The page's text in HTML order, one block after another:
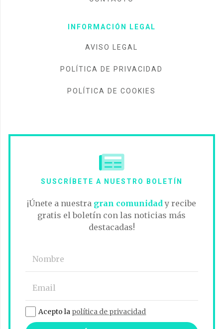
INFORMACIÓN LEGAL
AVISO LEGAL
POLÍTICA DE PRIVACIDAD
POLÍTICA DE COOKIES
SUSCRÍBETE A NUESTRO BOLETÍN
¡Únete a nuestra gran comunidad y recibe
gratis el boletín con las noticias más
destacadas!
Acepto la política de privacidad